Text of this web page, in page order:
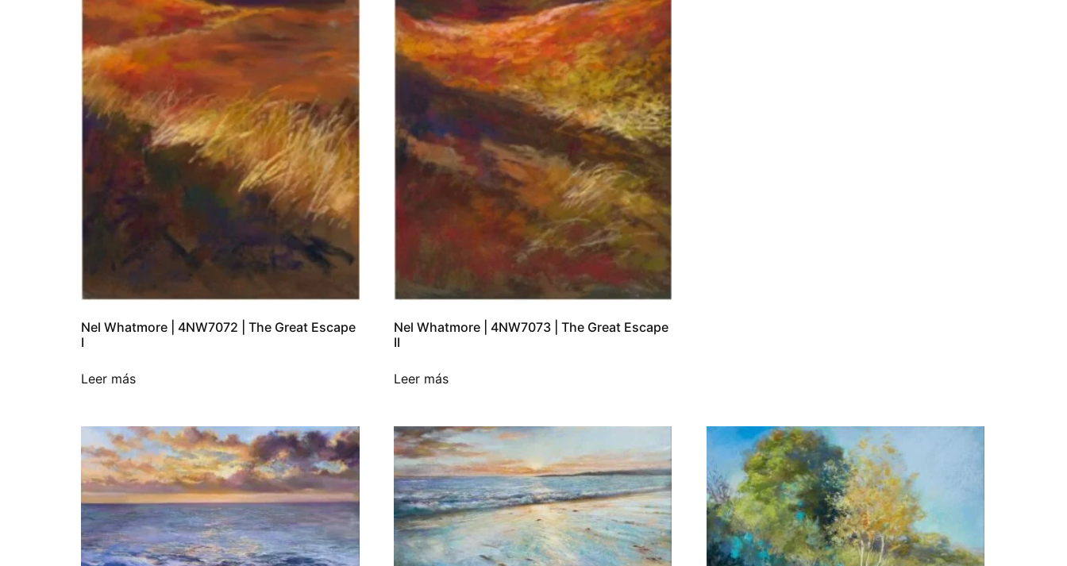
Nel Whatmore | 4NW7072 | The Great Escape
I
Leer más
Nel Whatmore | 4NW7073 | The Great Escape
II
Leer más